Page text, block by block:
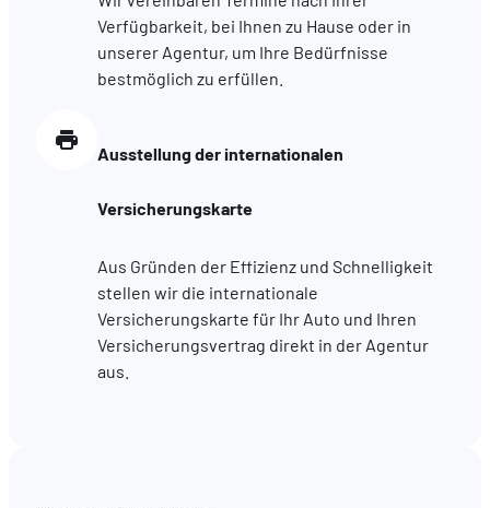
hébergé sur un site externe.
Verfügbarkeit, bei Ihnen zu Hause oder in
unserer Agentur, um Ihre Bedürfnisse
bestmöglich zu erfüllen.
Ausstellung der internationalen
Versicherungskarte
Aus Gründen der Effizienz und Schnelligkeit
stellen wir die internationale
Versicherungskarte für Ihr Auto und Ihren
Versicherungsvertrag direkt in der Agentur
aus.